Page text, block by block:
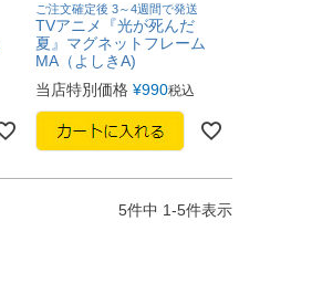
ご注文確定後 3～4週間で発送
TVアニメ『光が死んだ
夏』マグネットフレーム
MA（よしきA)
当店特別価格 ¥990税込
5件中 1-5件表示